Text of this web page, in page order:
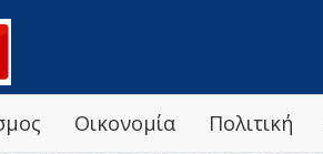
Οικονομία Πολιτική